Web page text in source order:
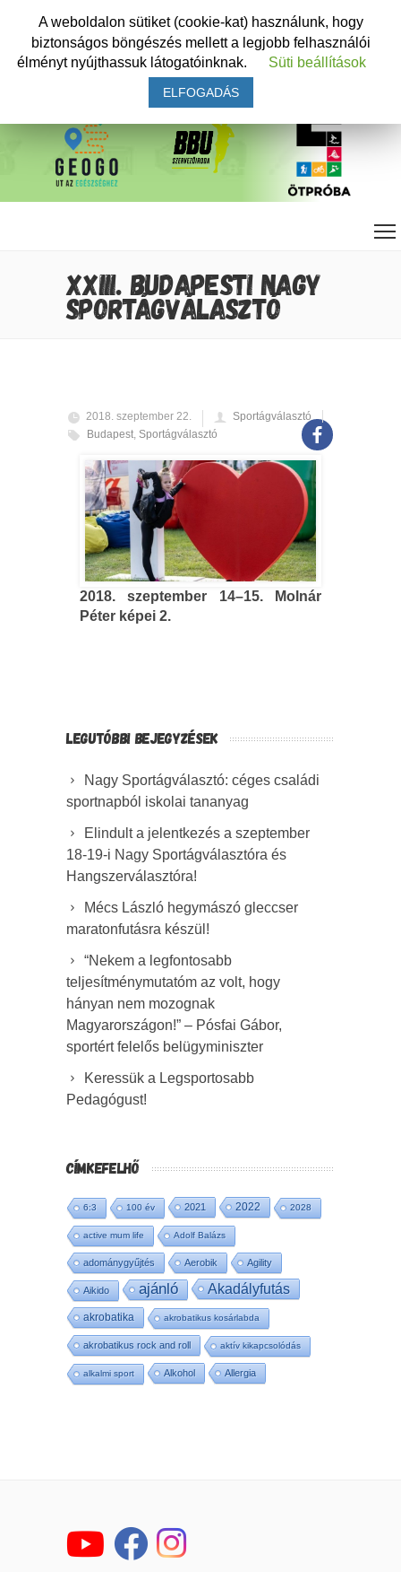
XXIII. BUDAPESTI NAGY
SPORTÁGVÁLASZTÓ
2018. szeptember 22.
Sportágválasztó
Budapest, Sportágválasztó
2018. szeptember 14–15. Molnár
Péter képei 2.
LEGUTÓBBI BEJEGYZÉSEK
Nagy Sportágválasztó: céges családi
sportnapból iskolai tananyag
Elindult a jelentkezés a szeptember
18-19-i Nagy Sportágválasztóra és
Hangszerválasztóra!
Mécs László hegymászó gleccser
maratonfutásra készül!
“Nekem a legfontosabb
teljesítménymutatóm az volt, hogy
hányan nem mozognak
Magyarországon!” – Pósfai Gábor,
sportért felelős belügyminiszter
Keressük a Legsportosabb
Pedagógust!
CÍMKEFELHŐ
6:3 100 év 2021 2022 2028
active mum life Adolf Balázs
adománygyűjtés Aerobik Agility
Aikido ajánló Akadályfutás
akrobatika akrobatikus kosárlabda
akrobatikus rock and roll aktív kikapcsolódás
alkalmi sport Alkohol Allergia
A weboldalon sütiket (cookie-kat) használunk, hogy
biztonságos böngészés mellett a legjobb felhasználói
élményt nyújthassuk látogatóinknak.
Süti beállítások
ELFOGADÁS